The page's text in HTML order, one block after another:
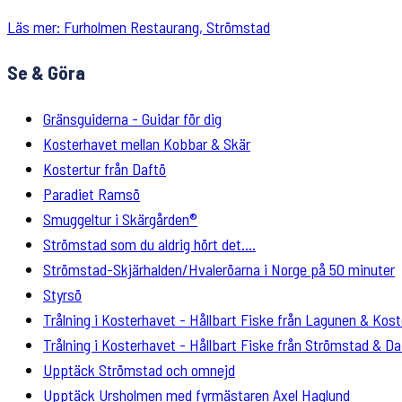
Läs mer: Furholmen Restaurang, Strömstad
Se & Göra
Gränsguiderna - Guidar för dig
Kosterhavet mellan Kobbar & Skär
Kostertur från Daftö
Paradiet Ramsö
Smuggeltur i Skärgården®
Strömstad som du aldrig hört det....
Strömstad-Skjärhalden/Hvaleröarna i Norge på 50 minuter
Styrsö
Trålning i Kosterhavet - Hållbart Fiske från Lagunen &
Trålning i Kosterhavet - Hållbart Fiske från Strömstad &
Upptäck Strömstad och omnejd
Upptäck Ursholmen med fyrmästaren Axel Haglund